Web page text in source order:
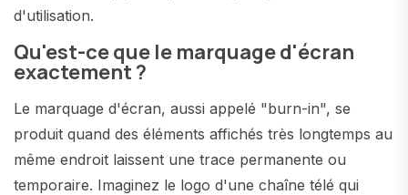
d'utilisation.
Qu'est-ce que le marquage d'écran
exactement ?
Le marquage d'écran, aussi appelé "burn-in", se
produit quand des éléments affichés très longtemps au
même endroit laissent une trace permanente ou
temporaire. Imaginez le logo d'une chaîne télé qui